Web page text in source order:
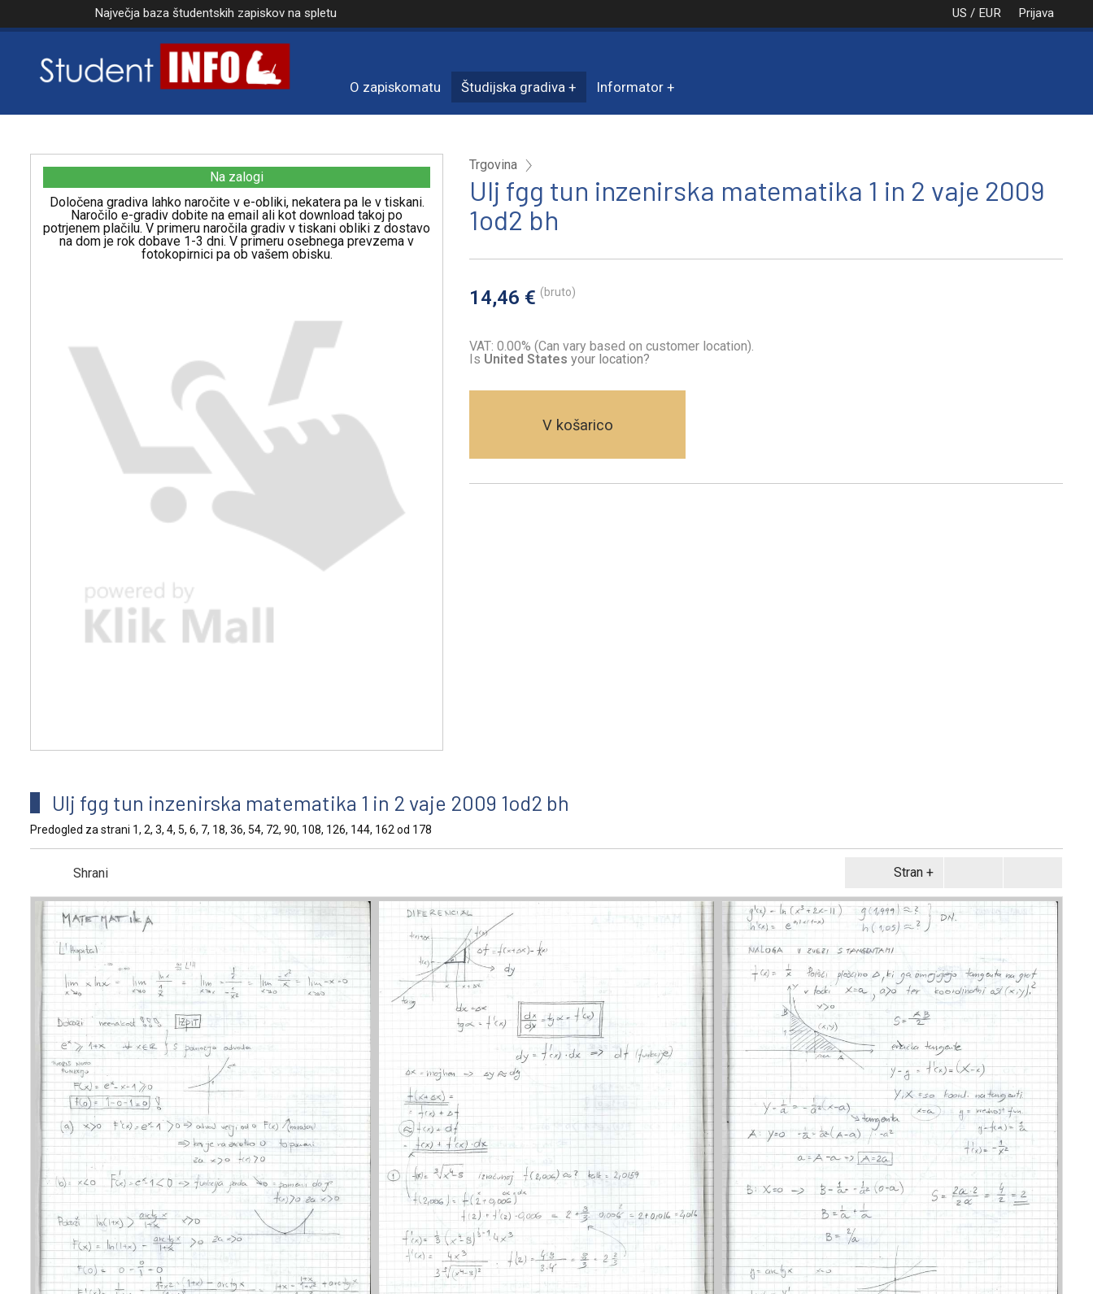
Prijava
US / EUR
Največja baza študentskih zapiskov na spletu
O zapiskomatu Študijska gradiva Informator
Na zalogi
Določena gradiva lahko naročite v e-obliki, nekatera pa le v tiskani.
Naročilo e-gradiv dobite na email ali kot download takoj po
potrjenem plačilu. V primeru naročila gradiv v tiskani obliki z dostavo
na dom je rok dobave 1-3 dni. V primeru osebnega prevzema v
fotokopirnici pa ob vašem obisku.
Trgovina
Ulj fgg tun inzenirska matematika 1 in 2 vaje 2009
1od2 bh
14,46 € (bruto)
VAT: 0.00% (Can vary based on customer location).
Is United States your location?
V košarico
Ulj fgg tun inzenirska matematika 1 in 2 vaje 2009 1od2 bh
Predogled za strani 1, 2, 3, 4, 5, 6, 7, 18, 36, 54, 72, 90, 108, 126, 144, 162 od 178
Stran
Shrani